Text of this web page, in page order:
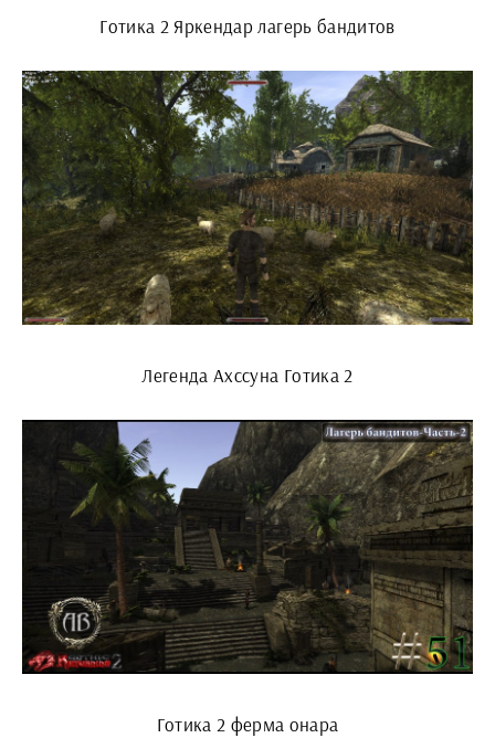
Готика 2 Яркендар лагерь бандитов
Легенда Ахссуна Готика 2
Готика 2 ферма онара